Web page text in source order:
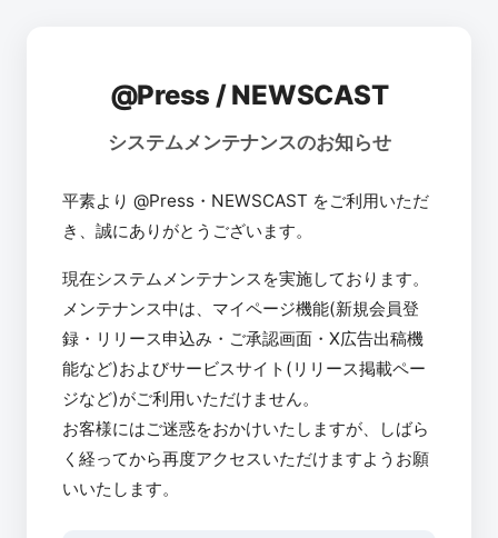
@Press / NEWSCAST
システムメンテナンスのお知らせ
平素より @Press・NEWSCAST をご利用いただ
き、誠にありがとうございます。
現在システムメンテナンスを実施しております。
メンテナンス中は、マイページ機能(新規会員登
録・リリース申込み・ご承認画面・X広告出稿機
能など)およびサービスサイト(リリース掲載ペー
ジなど)がご利用いただけません。
お客様にはご迷惑をおかけいたしますが、しばら
く経ってから再度アクセスいただけますようお願
いいたします。